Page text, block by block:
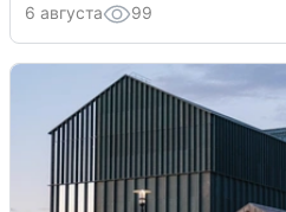
6 августа 99